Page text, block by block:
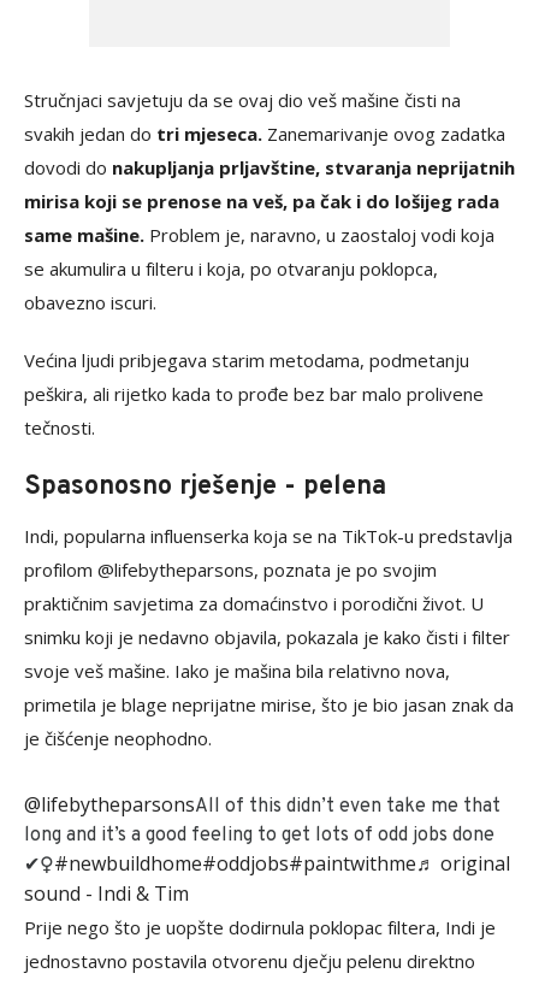
Stručnjaci savjetuju da se ovaj dio veš mašine čisti na
svakih jedan do tri mjeseca. Zanemarivanje ovog zadatka
dovodi do nakupljanja prljavštine, stvaranja neprijatnih
mirisa koji se prenose na veš, pa čak i do lošijeg rada
same mašine. Problem je, naravno, u zaostaloj vodi koja
se akumulira u filteru i koja, po otvaranju poklopca,
obavezno iscuri.
Većina ljudi pribjegava starim metodama, podmetanju
peškira, ali rijetko kada to prođe bez bar malo prolivene
tečnosti.
Spasonosno rješenje - pelena
Indi, popularna influenserka koja se na TikTok-u predstavlja
profilom @lifebytheparsons, poznata je po svojim
praktičnim savjetima za domaćinstvo i porodični život. U
snimku koji je nedavno objavila, pokazala je kako čisti i filter
svoje veš mašine. Iako je mašina bila relativno nova,
primetila je blage neprijatne mirise, što je bio jasan znak da
je čišćenje neophodno.
@lifebytheparsonsAll of this didn’t even take me that
long and it’s a good feeling to get lots of odd jobs done
✔️‍♀️#newbuildhome#oddjobs#paintwithme♬ original
sound - Indi & Tim
Prije nego što je uopšte dodirnula poklopac filtera, Indi je
jednostavno postavila otvorenu dječju pelenu direktno